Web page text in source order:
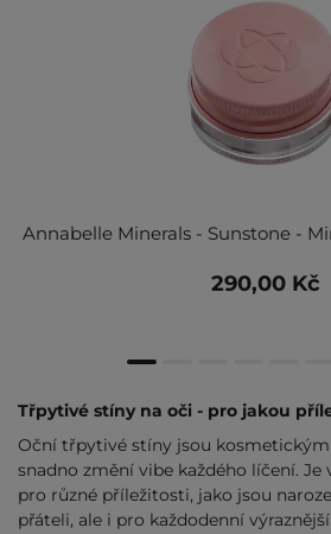
Annabelle Minerals - Sunstone -
290,00 Kč
Třpytivé stíny na oči - pro jakou
Oční třpytivé stíny jsou
snadno změní vibe každého líčení. Je
pro různé příležitosti, jako jsou
přáteli, ale i pro každodenní